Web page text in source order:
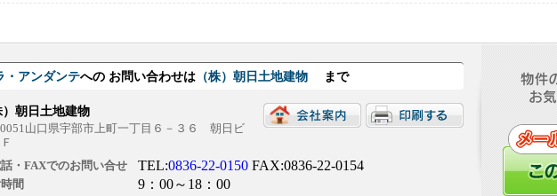
・アンダンテへの お問い合わせは（株）朝日土地建物 まで
）朝日土地建物
0051山口県宇部市上町一丁目６－３６ 朝日ビ
・FAXでのお問い合せ
TEL:0836-22-0150FAX:0836-22-0154
間 9：00～18：00